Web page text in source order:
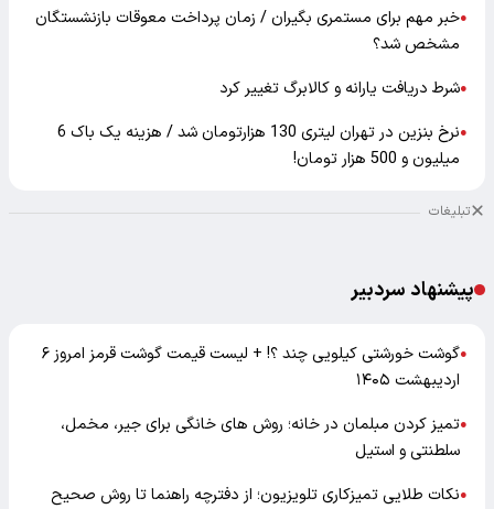
●خبر مهم برای مستمری بگیران / زمان پرداخت معوقات بازنشستگان
مشخص شد؟
●شرط دریافت یارانه و کالابرگ تغییر کرد
●
نرخ بنزین در تهران لیتری 130 هزارتومان شد / هزینه یک باک 6
میلیون و 500 هزار تومان!
تبلیغات
پیشنهاد سردبیر
●
گوشت خورشتی کیلویی چند ؟! + لیست قیمت گوشت قرمز امروز ۶
اردیبهشت ۱۴۰۵
●تمیز کردن مبلمان در خانه؛ روش های خانگی برای جیر، مخمل،
سلطنتی و استیل
●نکات طلایی تمیزکاری تلویزیون؛ از دفترچه راهنما تا روش صحیح